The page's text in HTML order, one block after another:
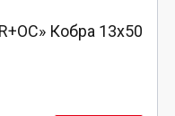
Кобра 13х50